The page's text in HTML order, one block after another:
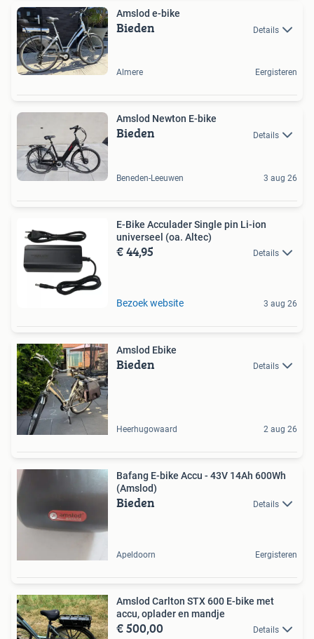
Amslod e-bike
Bieden Details
Almere Eergisteren
Amslod Newton E-bike
Bieden Details
Beneden-Leeuwen 3 aug 26
E-Bike Acculader Single pin Li-ion
universeel (oa. Altec)
€ 44,95 Details
Bezoek website 3 aug 26
Amslod Ebike
Bieden Details
Heerhugowaard 2 aug 26
Bafang E-bike Accu - 43V 14Ah 600Wh
(Amslod)
Bieden Details
Apeldoorn Eergisteren
Amslod Carlton STX 600 E-bike met
accu, oplader en mandje
€ 500,00 Details